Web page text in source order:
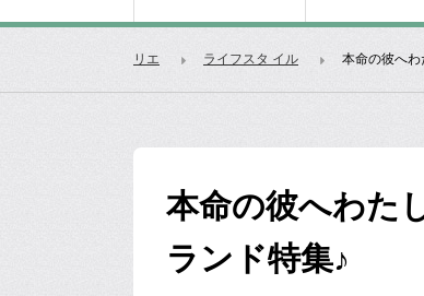
リエ ライフスタ イル 本命の彼へ
本命の彼へわた
ランド特集♪